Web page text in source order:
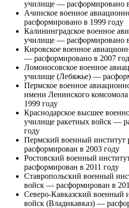
училище — расформировано
Ачинское военное
расформировано в 1999 году
Калининградское военное
училище — расформировано
Кировское военное
— расформировано в 2007
Ломоносовское военное
училище (Лебяжье) —
Пермское военное
имени Ленинского
1999 году
Краснодарское высшее
училище ракетных войск —
году
Пермский военный
расформирован в 2003 году
Ростовский военный
расформирован в 2011 году
Ставропольский военный
войск — расформирован в
Северо-Кавказский военный
войск (Владикавказ) —